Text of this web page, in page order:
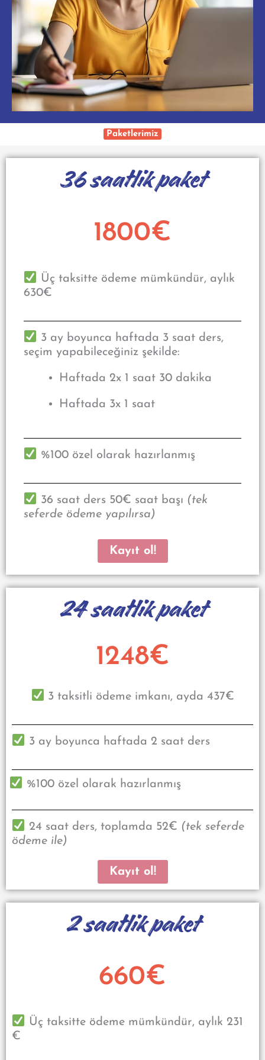
Paketlerimiz
36 saatlik paket
1800€
Üç taksitte ödeme mümkündür, aylık
630€
3 ay boyunca haftada 3 saat ders,
seçim yapabileceğiniz şekilde:
Haftada 2x 1 saat 30 dakika
Haftada 3x 1 saat
%100 özel olarak hazırlanmış
36 saat ders 50€ saat başı (tek
seferde ödeme yapılırsa)
Kayıt ol!
24 saatlik paket
1248€
3 taksitli ödeme imkanı, ayda 437€
3 ay boyunca haftada 2 saat ders
%100 özel olarak hazırlanmış
24 saat ders, toplamda 52€ (tek seferde
ödeme ile)
Kayıt ol!
2 saatlik paket
660€
Üç taksitte ödeme mümkündür, aylık 231
€